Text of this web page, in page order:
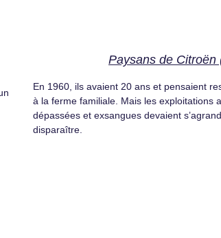
Paysans de Citroën
En 1960, ils avaient 20 ans et pensaient
à la ferme familiale. Mais les exploitations
dépassées et exsangues devaient
disparaître.